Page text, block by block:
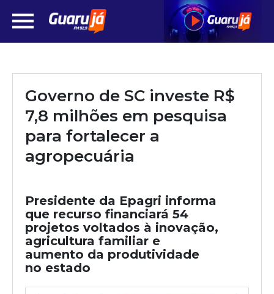
Governo de SC investe R$
7,8 milhões em pesquisa
para fortalecer a
agropecuária
Presidente da Epagri informa
que recurso financiará 54
projetos voltados à inovação,
agricultura familiar e
aumento da produtividade
no estado